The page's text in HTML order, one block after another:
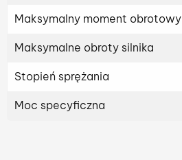
Maksymalny moment obrotowy
Maksymalne obroty silnika
Stopień sprężania
Moc specyficzna